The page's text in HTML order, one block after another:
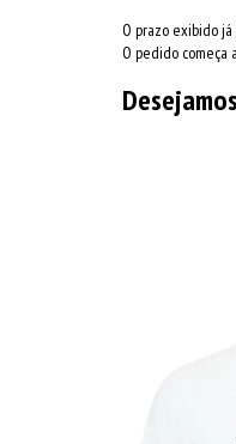
O prazo exibido
O pedido começa